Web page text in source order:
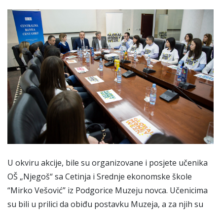
U okviru akcije, bile su organizovane i posjete učenika
OŠ „Njegoš“ sa Cetinja i Srednje ekonomske škole
“Mirko Vešović” iz Podgorice Muzeju novca. Učenicima
su bili u prilici da obiđu postavku Muzeja, a za njih su